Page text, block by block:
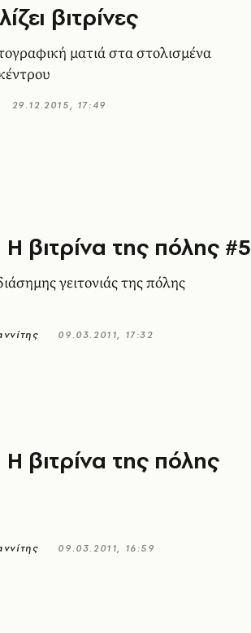
βιτρίνες
ματιά στα στολισμένα
29.12.2015, 17:49
βιτρίνα της πόλης #5
γειτονιάς της πόλης
09.03.2011, 17:32
βιτρίνα της πόλης
09.03.2011, 16:59